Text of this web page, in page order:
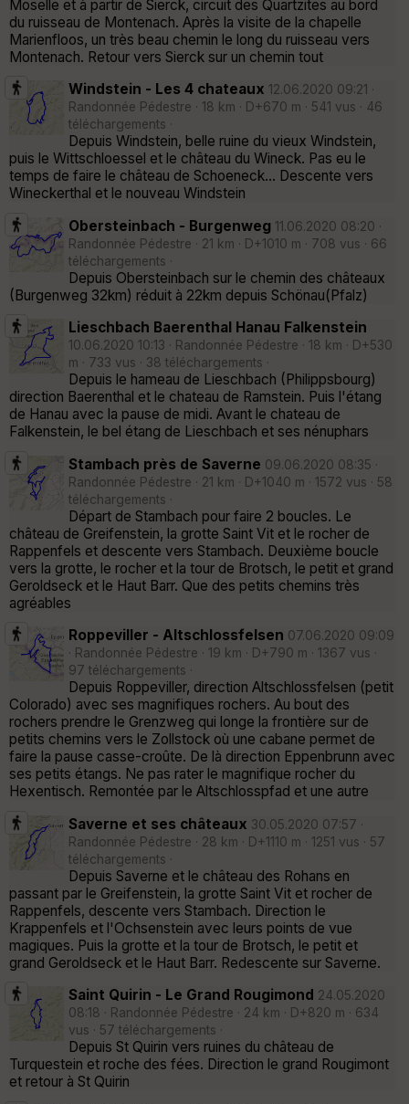
Moselle et à partir de Sierck, circuit des Quartzites au bord
du ruisseau de Montenach. Après la visite de la chapelle
Marienfloos, un très beau chemin le long du ruisseau vers
Montenach. Retour vers Sierck sur un chemin tout
Windstein - Les 4 chateaux 12.06.2020 09:21 ·
Randonnée Pédestre · 18 km · D+670 m · 541 vus · 46
téléchargements ·
Depuis Windstein, belle ruine du vieux Windstein,
puis le Wittschloessel et le château du Wineck. Pas eu le
temps de faire le château de Schoeneck... Descente vers
Wineckerthal et le nouveau Windstein
Obersteinbach - Burgenweg 11.06.2020 08:20 ·
Randonnée Pédestre · 21 km · D+1010 m · 708 vus · 66
téléchargements ·
Depuis Obersteinbach sur le chemin des châteaux
(Burgenweg 32km) réduit à 22km depuis Schönau(Pfalz)
Lieschbach Baerenthal Hanau Falkenstein
10.06.2020 10:13 · Randonnée Pédestre · 18 km · D+530
m · 733 vus · 38 téléchargements ·
Depuis le hameau de Lieschbach (Philippsbourg)
direction Baerenthal et le chateau de Ramstein. Puis l'étang
de Hanau avec la pause de midi. Avant le chateau de
Falkenstein, le bel étang de Lieschbach et ses nénuphars
Stambach près de Saverne 09.06.2020 08:35 ·
Randonnée Pédestre · 21 km · D+1040 m · 1572 vus · 58
téléchargements ·
Départ de Stambach pour faire 2 boucles. Le
château de Greifenstein, la grotte Saint Vit et le rocher de
Rappenfels et descente vers Stambach. Deuxième boucle
vers la grotte, le rocher et la tour de Brotsch, le petit et grand
Geroldseck et le Haut Barr. Que des petits chemins très
agréables
Roppeviller - Altschlossfelsen 07.06.2020 09:09
· Randonnée Pédestre · 19 km · D+790 m · 1367 vus ·
97 téléchargements ·
Depuis Roppeviller, direction Altschlossfelsen (petit
Colorado) avec ses magnifiques rochers. Au bout des
rochers prendre le Grenzweg qui longe la frontière sur de
petits chemins vers le Zollstock où une cabane permet de
faire la pause casse-croûte. De là direction Eppenbrunn avec
ses petits étangs. Ne pas rater le magnifique rocher du
Hexentisch. Remontée par le Altschlosspfad et une autre
Saverne et ses châteaux 30.05.2020 07:57 ·
Randonnée Pédestre · 28 km · D+1110 m · 1251 vus · 57
téléchargements ·
Depuis Saverne et le château des Rohans en
passant par le Greifenstein, la grotte Saint Vit et rocher de
Rappenfels, descente vers Stambach. Direction le
Krappenfels et l'Ochsenstein avec leurs points de vue
magiques. Puis la grotte et la tour de Brotsch, le petit et
grand Geroldseck et le Haut Barr. Redescente sur Saverne.
Saint Quirin - Le Grand Rougimond 24.05.2020
08:18 · Randonnée Pédestre · 24 km · D+820 m · 634
vus · 57 téléchargements ·
Depuis St Quirin vers ruines du château de
Turquestein et roche des fées. Direction le grand Rougimont
et retour à St Quirin